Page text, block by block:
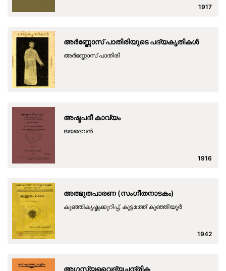
1917
അര്‍ണ്ണോസ് പാതിരിയുടെ പദ്യകൃതികള്‍
അര്‍ണ്ണോസ് പാതിരി
അഷ്ടപദീ കാവ്യം
ജയദേവന്‍
1916
അത്ഭുതപാരണ (സംഗീതനാടകം)
കുഞ്ഞികൃഷ്ണക്കുറിപ്പ്, കുട്ടമത്ത് കുഞ്ഞിയൂര്‍
1942
അഗസ്ത്യവൈദ്യചന്ദ്രിക